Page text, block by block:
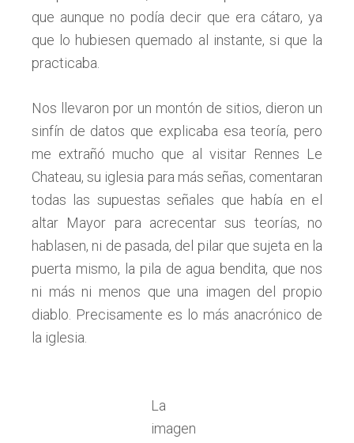
que aunque no podía decir que era cátaro, ya
que lo hubiesen quemado al instante, si que la
practicaba.
Nos llevaron por un montón de sitios, dieron un
sinfín de datos que explicaba esa teoría, pero
me extrañó mucho que al visitar Rennes Le
Chateau, su iglesia para más señas, comentaran
todas las supuestas señales que había en el
altar Mayor para acrecentar sus teorías, no
hablasen, ni de pasada, del pilar que sujeta en la
puerta mismo, la pila de agua bendita, que nos
ni más ni menos que una imagen del propio
diablo. Precisamente es lo más anacrónico de
la iglesia.
La
imagen